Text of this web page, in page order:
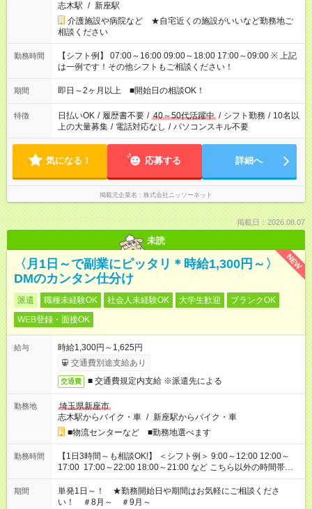
志木駅 / 新座駅
介護施設や病院など ★自宅近くの施設がいいなど勤務地ご
相談ください
勤務時間
【シフト例】 07:00～16:00 09:00～18:00 17:00～09:00 ※ 上記
は一例です！その他シフトもご相談ください！
期間 即日～2ヶ月以上 ■開始日の相談OK！
特徴 日払いOK / 履歴書不要 / 40～50代活躍中 / シフト勤務 / 10名以
上の大量募集 / 電話対応なし / パソコンスキル不要
気になる！ 応募する 詳細へ
掲載元企業名 株式会社ニッソーネット
掲載日：2026.08.07
未読
NEW
〈月1日～で副業にピッタリ＊時給1,300円～〉
DMのカンタン仕分け
派遣 職種未経験OK 社会人未経験OK 大学生歓迎
ブランクOK
WEB登録・面接OK
給与
時給1,300円～1,625円
交通費別途支給あり
交通費 ■ 交通費規定内支給 ※派遣先による
勤務地
埼玉県新座市
志木駅からバイク・車 / 新座駅からバイク・車
■物流センターなど ■勤務地選べます
勤務時間
【1日3時間～も相談OK!】 ＜シフト例＞ 9:00～12:00 12:00～
17:00 17:00～22:00 18:00～21:00 など こちら以外の時間帯も
お気軽にご相談ください！
期間
単発1日～！ ★勤務開始日や期間はお気軽にご相談くださ
い！ ＃8月～ ＃9月～